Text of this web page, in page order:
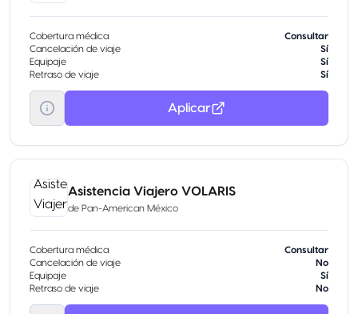
Cobertura médica
Consultar
Cancelación de viaje
Sí
Equipaje
Sí
Retraso de viaje
Sí
Aplicar
Asistencia Viajero VOLARIS
de Pan-American México
Cobertura médica
Consultar
Cancelación de viaje
No
Equipaje
Sí
Retraso de viaje
No